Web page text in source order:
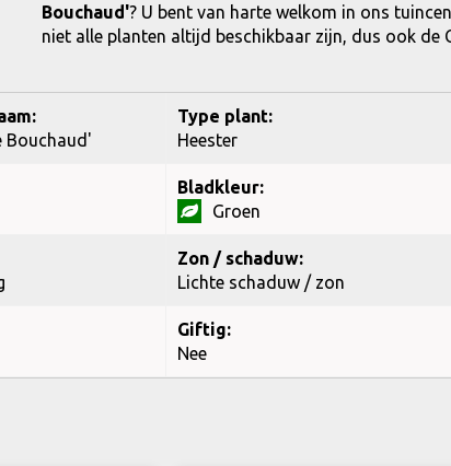
Bouchaud'? U bent van harte welkom in ons
niet alle planten altijd beschikbaar zijn, dus ook de
Bouchaud'
Type plant:
Heester
Bladkleur:
Groen
Zon / schaduw:
Lichte schaduw / zon
Giftig:
Nee